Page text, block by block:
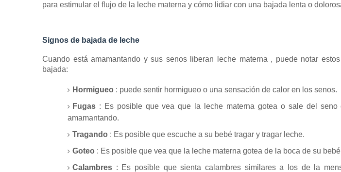
para estimular el flujo de la leche materna y cómo lidiar con una bajada lenta o
Signos de bajada de leche
Cuando está amamantando y sus senos liberan leche materna , puede notar
bajada:
Hormigueo : puede sentir hormigueo o una sensación de calor en los senos.
Fugas : Es posible que vea que la leche materna gotea o sale del seno
amamantando.
Tragando : Es posible que escuche a su bebé tragar y tragar leche.
Goteo : Es posible que vea que la leche materna gotea de la boca de su
Calambres : Es posible que sienta calambres similares a los de la